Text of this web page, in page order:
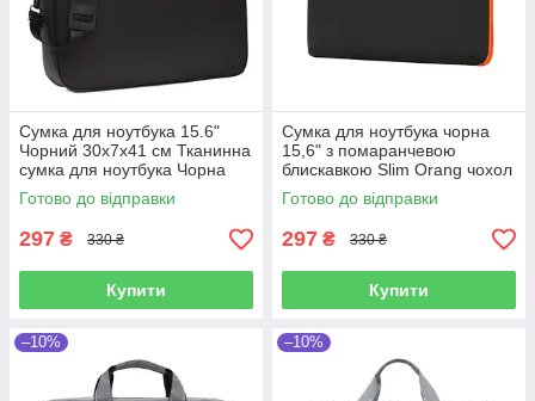
Сумка для ноутбука 15.6"
Чорний 30х7х41 см Тканинна
сумка для ноутбука Чорна
сумка для ноутбука для
чоловіків
Готово до відправки
297 ₴ 330 ₴
Купити
Сумка для ноутбука чорна
15,6" з помаранчевою
блискавкою Slim Orang чохол
з ручкою до ноутбуку 15
дюймів Чорний
Готово до відправки
297 ₴ 330 ₴
Купити
–10% –10%